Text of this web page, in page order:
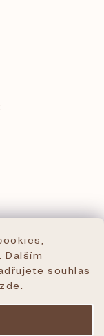
Dalším
souhlas
zde